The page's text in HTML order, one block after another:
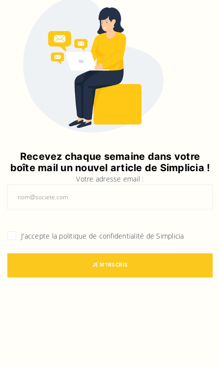
Recevez chaque semaine dans votre
boîte mail un nouvel article de Simplicia !
Votre adresse email :
J'accepte la politique de confidentialité de Simplicia